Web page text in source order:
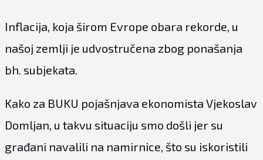
Inflacija, koja širom Evrope obara rekorde, u
našoj zemlji je udvostručena zbog ponašanja
bh. subjekata.
Kako za BUKU pojašnjava ekonomista Vjekoslav
Domljan, u takvu situaciju smo došli jer su
građani navalili na namirnice, što su iskoristili